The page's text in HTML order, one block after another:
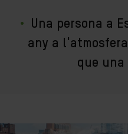
Una persona a
any a l'atmosfera
que una